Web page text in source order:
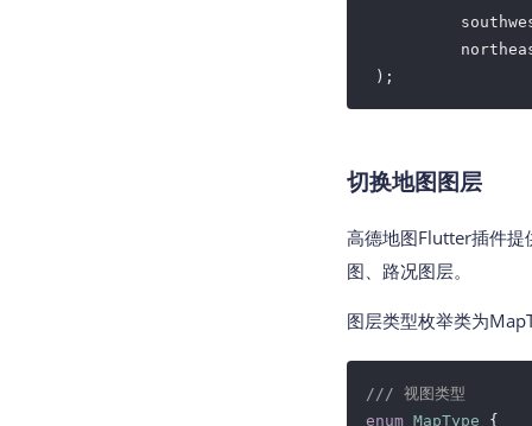
);
切换地图图层
高德地图Flutter插件提
图、路况图层。
图层类型枚举类为
/// 视图类型
enum MapType
{